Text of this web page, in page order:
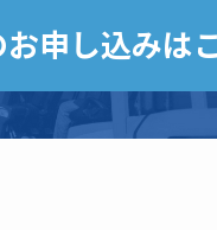
申し込みは